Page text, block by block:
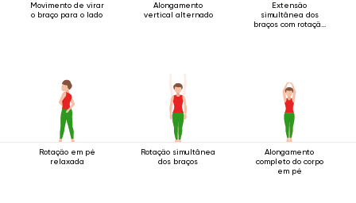
Movimento de virar
o braço para o lado
Alongamento
vertical alternado
Extensão
simultânea dos
braços com rotação
Rotação em pé
relaxada
Rotação simultânea
dos braços
Alongamento
completo do corpo
em pé